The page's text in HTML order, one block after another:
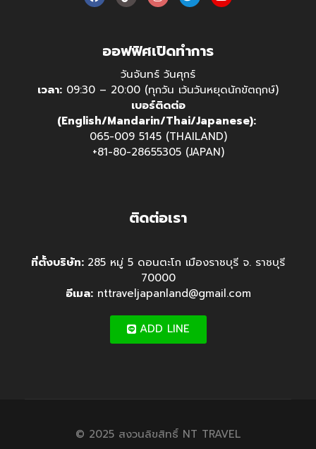
ออฟฟิศเปิดทำการ
วันจันทร์ วันศุกร์
เวลา: 09:30 – 20:00 (ทุกวัน เว้นวันหยุดนักขัตฤกษ์)
เบอร์ติดต่อ
(English/Mandarin/Thai/Japanese):
065-009 5145 (THAILAND)
+81-80-28655305 (JAPAN)
ติดต่อเรา
ที่ตั้งบริษัท: 285 หมู่ 5 ดอนตะโก เมืองราชบุรี จ. ราชบุรี
70000
อีเมล:nttraveljapanland@gmail.com
ADD LINE
© 2025 สงวนลิขสิทธิ์ NT TRAVEL